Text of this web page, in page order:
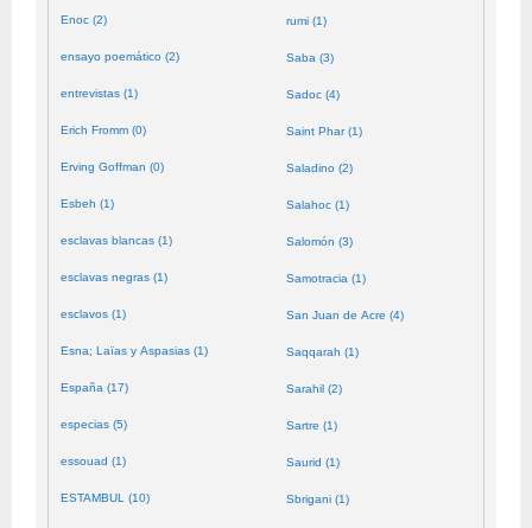
Enoc (2)
ensayo poemático (2)
entrevistas (1)
Erich Fromm (0)
Erving Goffman (0)
Esbeh (1)
esclavas blancas (1)
esclavas negras (1)
esclavos (1)
Esna; Laïas y Aspasias (1)
España (17)
especias (5)
essouad (1)
ESTAMBUL (10)
rumi (1)
Saba (3)
Sadoc (4)
Saint Phar (1)
Saladino (2)
Salahoc (1)
Salomón (3)
Samotracia (1)
San Juan de Acre (4)
Saqqarah (1)
Sarahil (2)
Sartre (1)
Saurid (1)
Sbrigani (1)